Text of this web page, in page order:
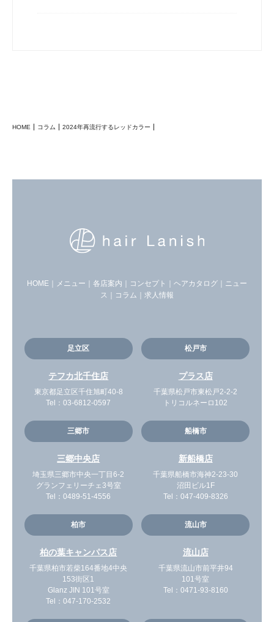
HOME コラム 2024年再流行するレッドカラー
HOME メニュー 各店案内 コンセプト ヘアカタログ
ニュー
ス
コラム 求人情報
足立区
テフカ北千住店
東京都足立区千住旭町40-8
Tel：03-6812-0597
松戸市
プラス店
千葉県松戸市東松戸2-2-2
トリコルネーロ102
三郷市
三郷中央店
埼玉県三郷市中央一丁目6-2
グランフェリーチェ3号室
Tel：0489-51-4556
船橋市
新船橋店
千葉県船橋市海神2-23-30
沼田ビル1F
Tel： 047-409-8326
柏市
柏の葉キャンパス店
千葉県柏市若柴164番地4中央
153街区1
Glanz JIN 101号室
Tel：047-170-2532
流山市
流山店
千葉県流山市前平井94
101号室
Tel： 0471-93-8160